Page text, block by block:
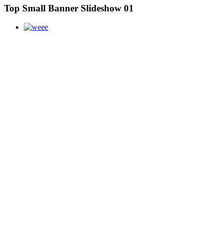
Top Small Banner Slideshow 01